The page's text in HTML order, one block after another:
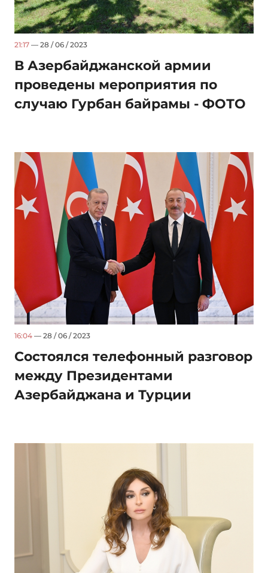
21:17 — 28 / 06 / 2023
В Азербайджанской армии
проведены мероприятия по
случаю Гурбан байрамы - ФОТО
16:04 — 28 / 06 / 2023
Состоялся телефонный разговор
между Президентами
Азербайджана и Турции